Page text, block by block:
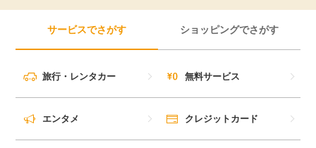
サービスでさがす ショッピングでさがす
旅行・レンタカー 無料サービス
エンタメ クレジットカード